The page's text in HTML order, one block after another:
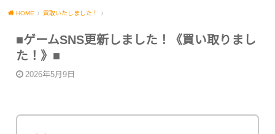
HOME 買取いたしました！
■ゲームSNS更新しました！《買い取りまし
た！》■
2026年5月9日